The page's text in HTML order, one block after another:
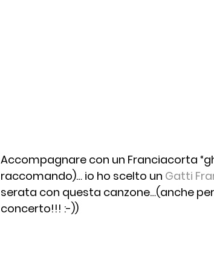
Accompagnare con un Franciacorta
raccomando)… io ho scelto un Gatti
serata con questa canzone…(anche
concerto!!! :-))